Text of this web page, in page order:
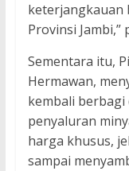
keterjangkauan
Provinsi Jambi,”
Sementara itu,
Hermawan,
kembali berbagi
penyaluran
harga khusus,
sampai